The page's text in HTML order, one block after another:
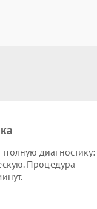
диагностику:
Процедура